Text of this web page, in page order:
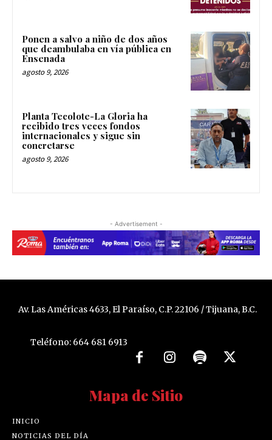
Ponen a salvo a niño de dos años
que deambulaba en vía pública en
Ensenada
agosto 9, 2026
Planta Tecolote-La Gloria ha
recibido tres veces fondos
internacionales y sigue sin
concretarse
agosto 9, 2026
- Advertisement -
Av. Las Américas 4633, El Paraíso, C.P. 22106 / Tijuana, B.C.
Teléfono: 664 681 6913
Mapa de Sitio
INICIO
NOTICIAS DEL DÍA